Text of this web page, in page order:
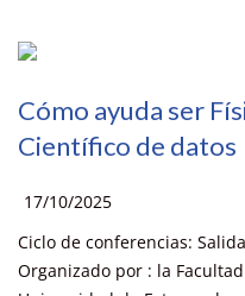
Cómo ayuda ser
Científico de datos
17/10/2025
Ciclo de conferencias:
Organizado por : la